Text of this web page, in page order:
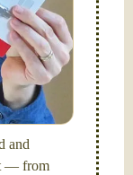
I are
in motion
Institute,
and
— from